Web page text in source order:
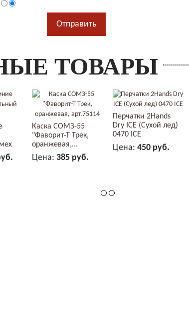
ТОВАРЫ
Каска СОМЗ-55
"Фаворит-Т Трек,
оранжевая,...
Цена:385 руб.
Перчатки 2Hands
Dry ICE (Сухой лед)
0470 ICE
Цена: 450 руб.